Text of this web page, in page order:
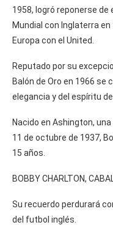
1958, logró reponerse
Mundial con Inglaterra en
Europa con el United.
Reputado por su
Balón de Oro en 1966 se
elegancia y del espíritu
Nacido en Ashington,
11 de octubre de 1937,
15 años.
BOBBY CHARLTON,
Su recuerdo perdurará
del futbol inglés.